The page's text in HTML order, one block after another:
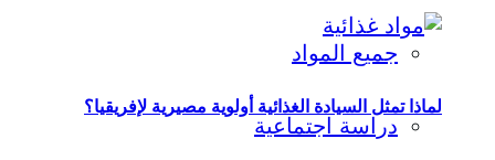
جميع المواد
دراسة اجتماعية
لماذا تمثل السيادة الغذائية أولوية مصيرية لإفريقيا؟